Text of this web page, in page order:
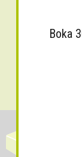
Boka